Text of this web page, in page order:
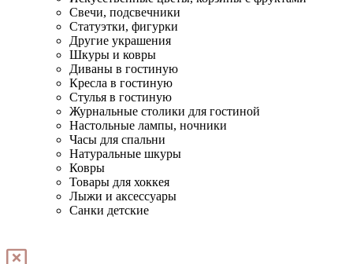
Свечи, подсвечники
Статуэтки, фигурки
Другие украшения
Шкуры и ковры
Диваны в гостиную
Кресла в гостиную
Стулья в гостиную
Журнальные столики для гостиной
Настольные лампы, ночники
Часы для спальни
Натуральные шкуры
Ковры
Товары для хоккея
Лыжи и аксессуары
Санки детские